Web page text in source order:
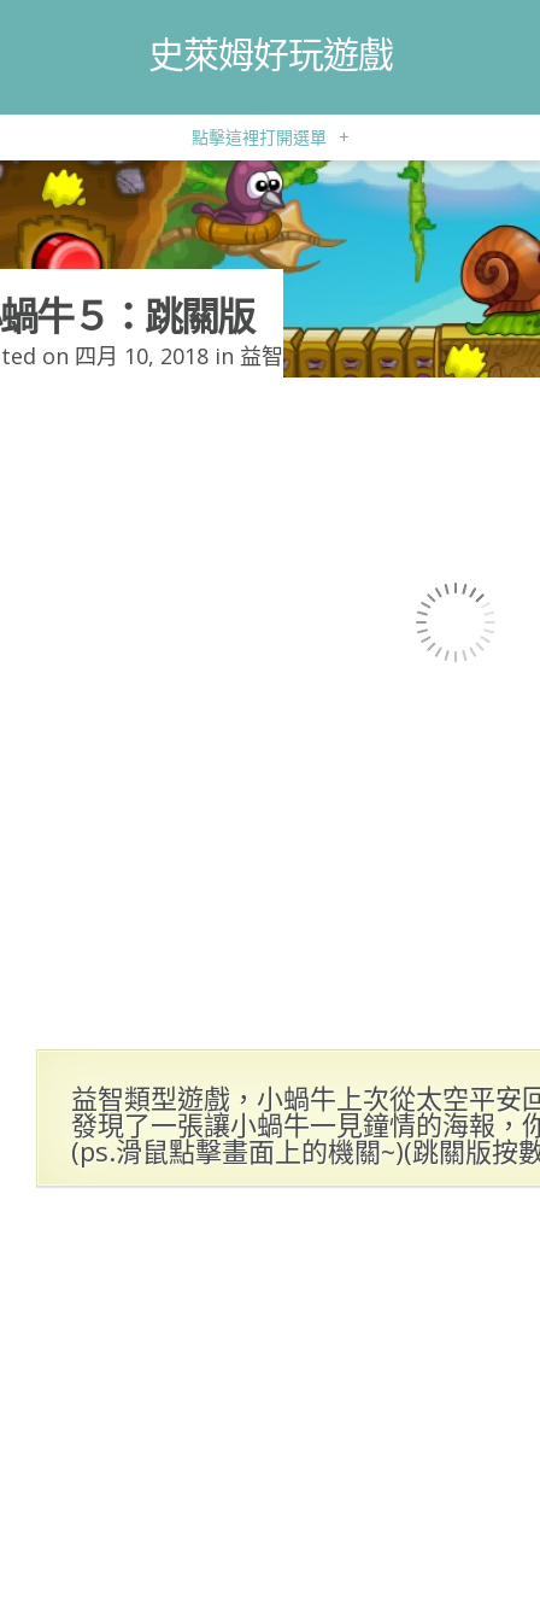
史萊姆好玩遊戲
點擊這裡打開選單 +
牛５：跳關版
on 四月 10, 2018 in 益智
益智類型遊戲，小蝸牛上次從太空平安
發現了一張讓小蝸牛一見鐘情的海報，
(ps.滑鼠點擊畫面上的機關~)(跳關版按